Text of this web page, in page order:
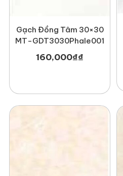
Gạch Đồng Tâm 30×30
MT-GDT3030Phale001
160,000₫₫